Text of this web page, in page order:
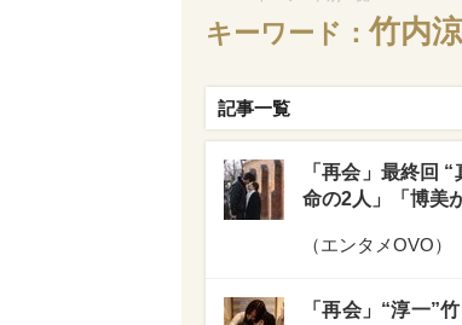
キーワード： 竹内
記事一覧
「再会」最終回
命の2人」「博美
（エンタメOVO）
「再会」“淳一”